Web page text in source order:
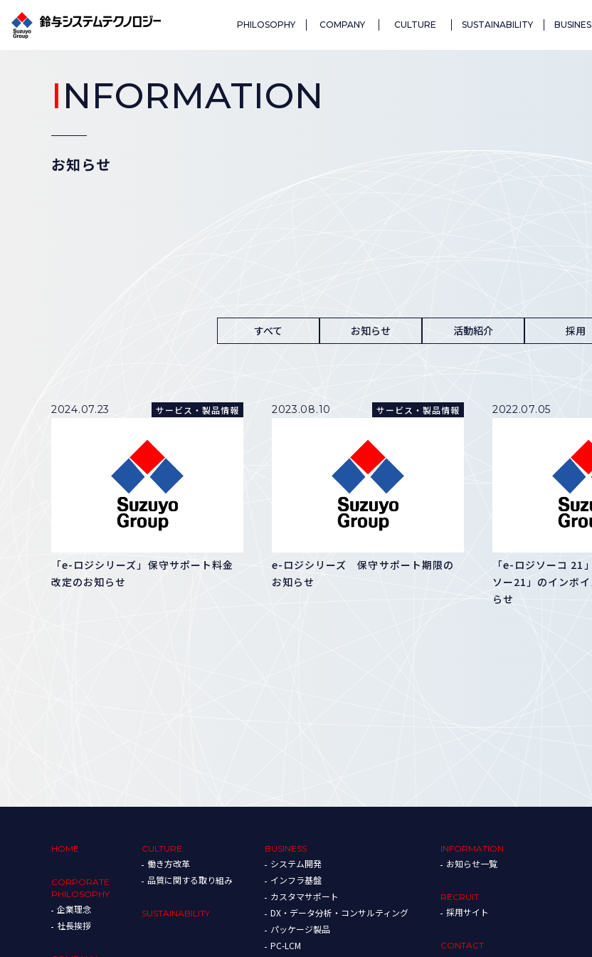
PHILOSOPHY COMPANY CULTURE SUSTAINABILITY
INFORMATION
お知らせ
すべて お知らせ 活動紹介 採用
2024.07.23 サービス・製品情報
「e-ロジシリーズ」保守サポート料金
改定のお知らせ
2023.08.10 サービス・製品情報
e-ロジシリーズ 保守サポート期限の
お知らせ
2022.07.05
「e-ロジソーコ 21
ソー21」のインボ
らせ
HOME
CORPORATE
PHILOSOPHY
企業理念
社長挨拶
CULTURE
働き方改革
品質に関する取り組み
SUSTAINABILITY
BUSINESS
システム開発
インフラ基盤
カスタマサポート
DX・データ分析・コンサルティング
パッケージ製品
PC-LCM
INFORMATION
お知らせ一覧
RECRUIT
採用サイト
CONTACT